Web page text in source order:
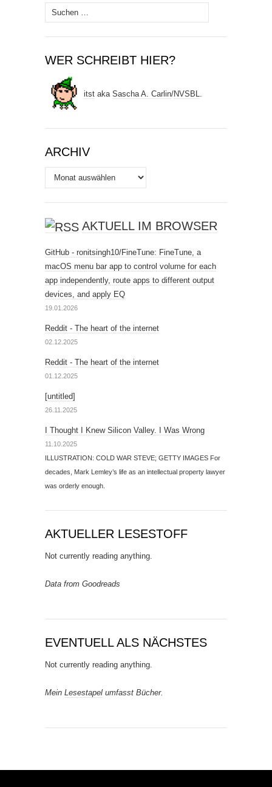
Suchen
nach:
WER SCHREIBT HIER?
itst aka Sascha A. Carlin/NVSBL.
ARCHIV
Archiv
AKTUELL IM BROWSER
GitHub - ronitsingh10/FineTune: FineTune, a
macOS menu bar app to control volume for each
app independently, route apps to different output
devices, and apply EQ
19.01.2026
Reddit - The heart of the internet
02.12.2025
Reddit - The heart of the internet
01.12.2025
[untitled]
26.11.2025
I Thought I Knew Silicon Valley. I Was Wrong
11.10.2025
ILLUSTRATION: COLD WAR STEVE; GETTY IMAGES For
decades, Mark Lemley’s life as an intellectual property lawyer
was orderly enough.
AKTUELLER LESESTOFF
Not currently reading anything.
Data from Goodreads
EVENTUELL ALS NÄCHSTES
Not currently reading anything.
Mein Lesestapel umfasst Bücher.